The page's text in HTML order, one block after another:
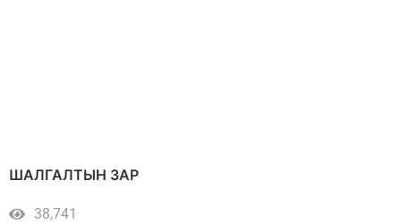
ШАЛГАЛТЫН ЗАР
38,741